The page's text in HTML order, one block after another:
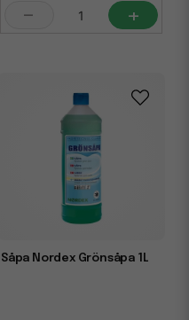
- +
Såpa Nordex Grönsåpa 1L